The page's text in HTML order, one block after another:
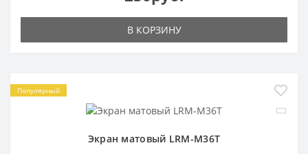
В КОРЗИНУ
Популярный
Экран матовый LRM-M36T